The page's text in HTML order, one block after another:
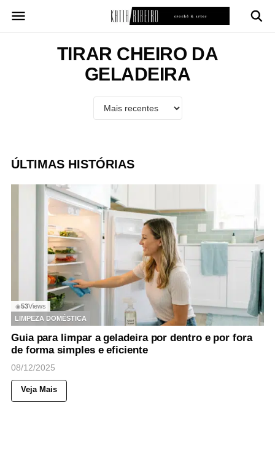
para
TIRAR CHEIRO DA
GELADEIRA
ÚLTIMAS HISTÓRIAS
◉53Views
LIMPEZA DOMÉSTICA
Guia para limpar a geladeira por dentro e por fora
de forma simples e eficiente
08/12/2025
Veja Mais